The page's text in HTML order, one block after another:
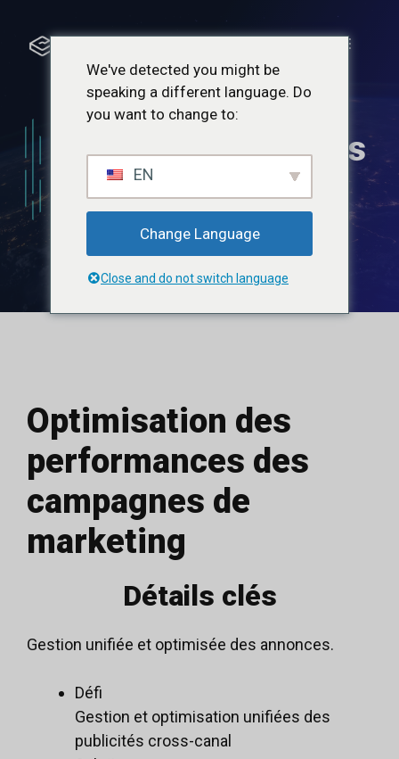
contenu
Menu
Optimisation des
performances des
campagnes de
marketing
Optimisation des
performances des
campagnes de
marketing
Détails clés
Gestion unifiée et optimisée des annonces.
Défi
Gestion et optimisation unifiées des
publicités cross-canal
We've detected you might be
speaking a different language. Do
you want to change to:
EN
Change Language
Close and do not switch language